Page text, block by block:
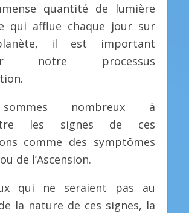
quantité de lumière
qui afflue chaque jour sur
il est important
notre processus
nombreux à
les signes de ces
comme des symptômes
de l’Ascension.
qui ne seraient pas au
la nature de ces signes, la